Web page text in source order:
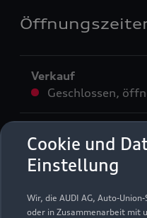
Cookie und
Einstellung
Wir, die AUDI AG, Auto-
oder in Zusammenarbeit mit
Verkauf
Geschlossen,
Geschlossen ,
Geschlossen ,